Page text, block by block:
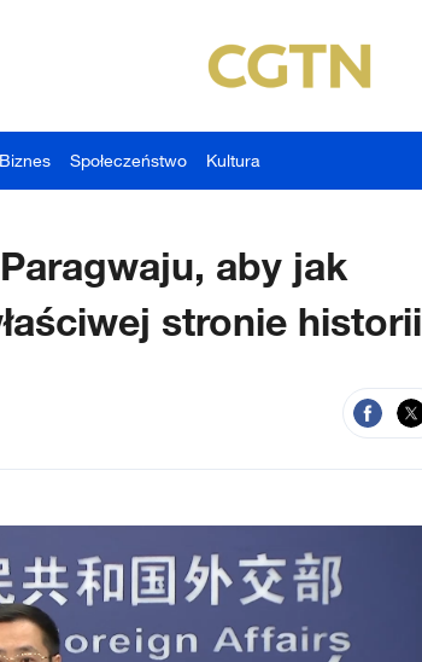
Biznes Społeczeństwo Kultura
aby jak
stronie historii